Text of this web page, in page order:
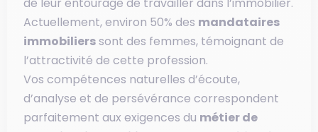
de leur entourage de travailler dans l’immobilier.
Actuellement, environ 50% des mandataires
immobilierssont des femmes, témoignant de
l’attractivité de cette profession.
Vos compétences naturelles d’écoute,
d’analyse et de persévérance correspondent
parfaitement aux exigences du métier de